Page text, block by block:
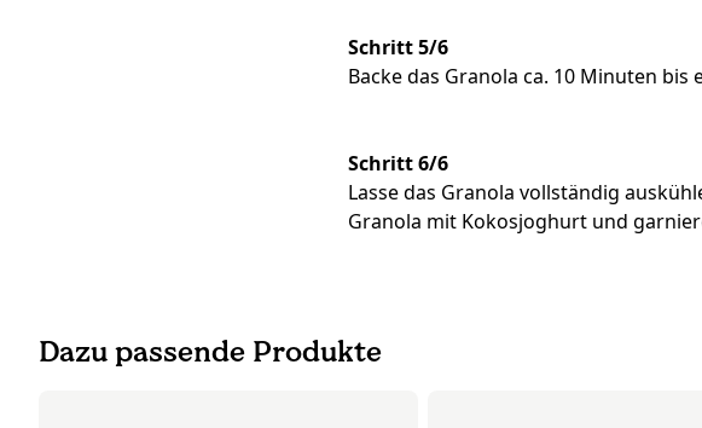
Schritt 5/6
Backe das Granola ca. 10 Minuten
Schritt 6/6
Lasse das Granola vollständig
Granola mit Kokosjoghurt und
Dazu passende Produkte